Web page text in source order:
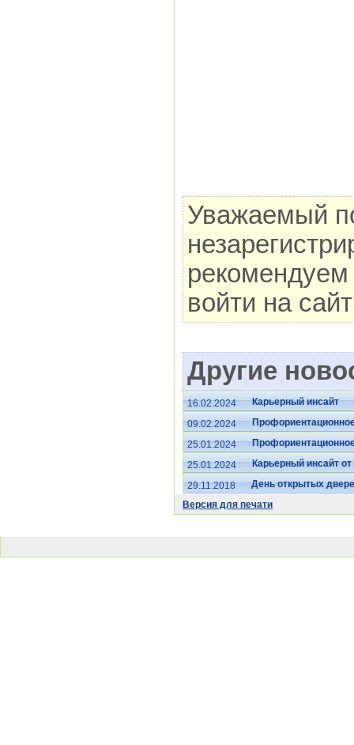
Уважаемый
рекомендуем
войти на
Другие
16.02.2024
Карьерный инсайт
09.02.2024
25.01.2024
25.01.2024
Карьерный инсайт
29.11.2018
День открытых
Версия для печати